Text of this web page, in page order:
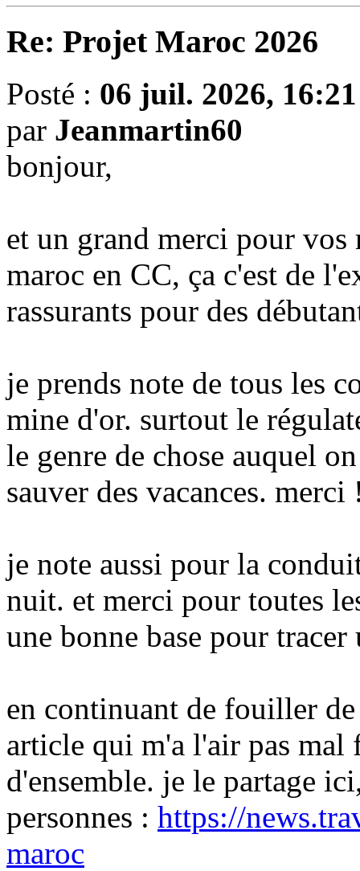
Re: Projet Maroc 2026
Posté : 06 juil. 2026, 16:21
par Jeanmartin60
bonjour,
et un grand merci pour vos
maroc en CC, ça c'est de
rassurants pour des
je prends note de tous les
mine d'or. surtout le
le genre de chose auquel
sauver des vacances. merci
je note aussi pour la
nuit. et merci pour toutes
une bonne base pour
en continuant de fouiller
article qui m'a l'air pas
d'ensemble. je le partage
personnes : https://
maroc